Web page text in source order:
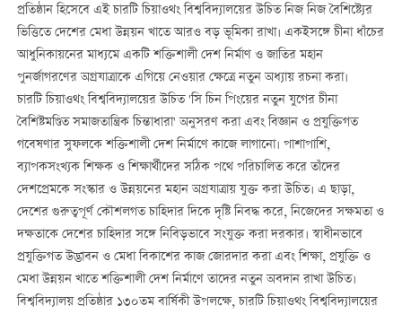
প্রতিষ্ঠান হিসেবে এই চারটি চিয়াওথং বিশ্ববিদ্যালয়ের উচিত নিজ নিজ বৈশিষ্ট্যের
ভিত্তিতে দেশের মেধা উন্নয়ন খাতে আরও বড় ভূমিকা রাখা। একইসঙ্গে চীনা ধাঁচের
আধুনিকায়নের মাধ্যমে একটি শক্তিশালী দেশ নির্মাণ ও জাতির মহান
পুনর্জাগরণের অগ্রযাত্রাকে এগিয়ে নেওয়ার ক্ষেত্রে নতুন অধ্যায় রচনা করা।
চারটি চিয়াওথং বিশ্ববিদ্যালয়ের উচিত 'সি চিন পিংয়ের নতুন যুগের চীনা
বৈশিষ্টমণ্ডিত সমাজতান্ত্রিক চিন্তাধারা' অনুসরণ করা এবং বিজ্ঞান ও প্রযুক্তিগত
গবেষণার সুফলকে শক্তিশালী দেশ নির্মাণে কাজে লাগানো। পাশাপাশি,
ব্যাপকসংখ্যক শিক্ষক ও শিক্ষার্থীদের সঠিক পথে পরিচালিত করে তাঁদের
দেশপ্রেমকে সংস্কার ও উন্নয়নের মহান অগ্রযাত্রায় যুক্ত করা উচিত। এ ছাড়া,
দেশের গুরুত্বপূর্ণ কৌশলগত চাহিদার দিকে দৃষ্টি নিবদ্ধ করে, নিজেদের সক্ষমতা ও
দক্ষতাকে দেশের চাহিদার সঙ্গে নিবিড়ভাবে সংযুক্ত করা দরকার। স্বাধীনভাবে
প্রযুক্তিগত উদ্ভাবন ও মেধা বিকাশের কাজ জোরদার করা এবং শিক্ষা, প্রযুক্তি ও
মেধা উন্নয়ন খাতে শক্তিশালী দেশ নির্মাণে তাদের নতুন অবদান রাখা উচিত।
বিশ্ববিদ্যালয় প্রতিষ্ঠার ১৩০তম বার্ষিকী উপলক্ষে, চারটি চিয়াওথং বিশ্ববিদ্যালয়ের